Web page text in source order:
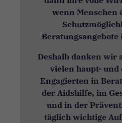
wenn Menschen
Deshalb danken wir
vielen haupt-
Engagierten in
der Aidshilfe, im
und in der
täglich wichtige